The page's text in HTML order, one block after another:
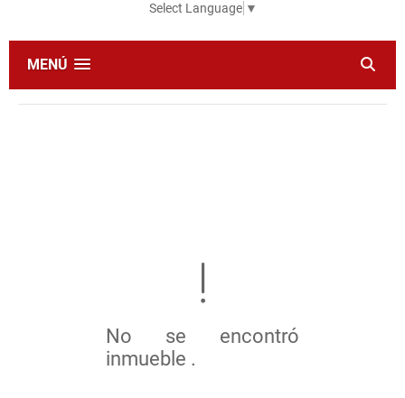
Select Language ▼
MENÚ
No se encontró
inmueble .